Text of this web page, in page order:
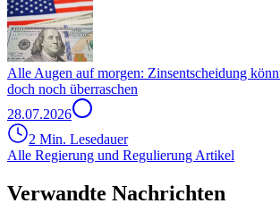
Alle Augen auf morgen: Zinsentscheidung
doch noch überraschen
28.07.2026
2 Min. Lesedauer
Alle Regierung und Regulierung Artikel
Verwandte Nachrichten